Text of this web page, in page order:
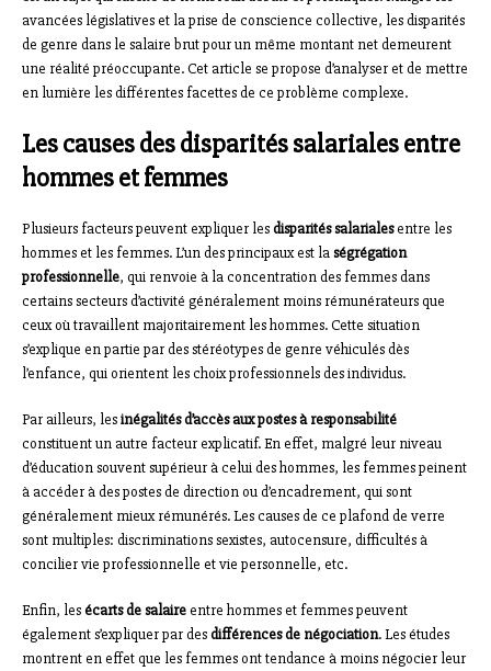
avancées législatives et la prise de conscience collective, les disparités
de genre dans le salaire brut pour un même montant net demeurent
une réalité préoccupante. Cet article se propose d’analyser et de mettre
en lumière les différentes facettes de ce problème complexe.
Les causes des disparités salariales entre
hommes et femmes
Plusieurs facteurs peuvent expliquer lesdisparités salarialesentre les
hommes et les femmes. L’un des principaux est laségrégation
professionnelle, qui renvoie à la concentration des femmes dans
certains secteurs d’activité généralement moins rémunérateurs que
ceux où travaillent majoritairement les hommes. Cette situation
s’explique en partie par des stéréotypes de genre véhiculés dès
l’enfance, qui orientent les choix professionnels des individus.
Par ailleurs, lesinégalités d’accès aux postes à responsabilité
constituent un autre facteur explicatif. En effet, malgré leur niveau
d’éducation souvent supérieur à celui des hommes, les femmes peinent
à accéder à des postes de direction ou d’encadrement, qui sont
généralement mieux rémunérés. Les causes de ce plafond de verre
sont multiples: discriminations sexistes, autocensure, difficultés à
concilier vie professionnelle et vie personnelle, etc.
Enfin, lesécarts de salaireentre hommes et femmes peuvent
également s’expliquer par desdifférences de négociation. Les études
montrent en effet que les femmes ont tendance à moins négocier leur